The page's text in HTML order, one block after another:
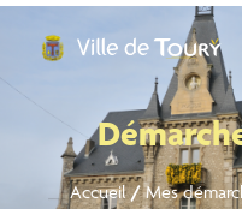
Accueil/Mes